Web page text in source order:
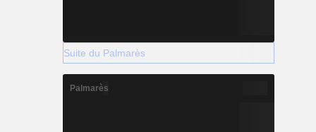
Suite du Palmarès
Palmarès